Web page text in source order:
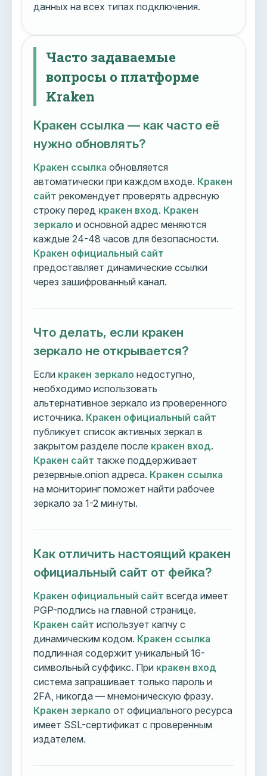
данных на всех типах подключения.
Часто задаваемые
вопросы о платформе
Kraken
Кракен ссылка — как часто её
нужно обновлять?
Кракен ссылка обновляется
автоматически при каждом входе. Кракен
сайт рекомендует проверять адресную
строку перед кракен вход. Кракен
зеркало и основной адрес меняются
каждые 24-48 часов для безопасности.
Кракен официальный сайт
предоставляет динамические ссылки
через зашифрованный канал.
Что делать, если кракен
зеркало не открывается?
Если кракен зеркало недоступно,
необходимо использовать
альтернативное зеркало из проверенного
источника. Кракен официальный сайт
публикует список активных зеркал в
закрытом разделе после кракен вход.
Кракен сайт также поддерживает
резервные.onion адреса. Кракен ссылка
на мониторинг поможет найти рабочее
зеркало за 1-2 минуты.
Как отличить настоящий кракен
официальный сайт от фейка?
Кракен официальный сайт всегда имеет
PGP-подпись на главной странице.
Кракен сайт использует капчу с
динамическим кодом. Кракен ссылка
подлинная содержит уникальный 16-
символьный суффикс. При кракен вход
система запрашивает только пароль и
2FA, никогда — мнемоническую фразу.
Кракен зеркало от официального ресурса
имеет SSL-сертификат с проверенным
издателем.